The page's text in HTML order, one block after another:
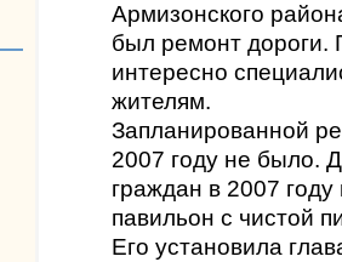
Армизонского
был ремонт дороги.
интересно
жителям.
Запланированной
2007 году не было.
граждан в 2007
павильон с чистой
Его установила